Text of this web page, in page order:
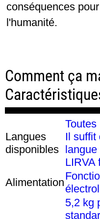
conséquences pour
l'humanité.
Comment ça
Langues
disponibles
Il suffit
LIRVA
Alimentation
5,2 kg